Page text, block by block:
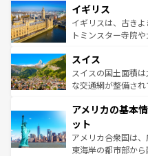
香り高いラベンダー
らに、パリ以外の
も豊かな歴史と文
を参照してほしい。
顔を持つこの国は、
ルリンの文化的活
してライン川沿い
は、お酒好きな人にはぜ
ドイツ情報はコン
イギリス
イギリスは、古き
トミンスター寺院
リアごとに異なる
ティー、ビール好
戦など、本場だか
ンツ一覧を参照し
スイス
スイスの国土面積
な交通網が整備さ
の建物がそのまま
博物館もあり、ア
ことができる。国民
者向けの交通パス
アメリカの基本
ット
アメリカ合衆国は、
東海岸の都市部か